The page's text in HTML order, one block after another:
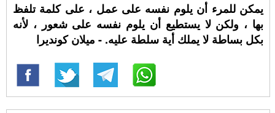
يمكن للمرء أن يلوم نفسه على عمل ، على كلمة تلفظ
بها ، ولكن لا يستطيع أن يلوم نفسه على شعور ، لأنه
بكل بساطة لا يملك أية سلطة عليه. - ميلان كونديرا